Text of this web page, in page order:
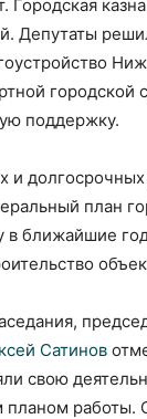
Городская
Депутаты
городской
поддержку.
и
план
в ближайшие
Сатинов
свою
работы.